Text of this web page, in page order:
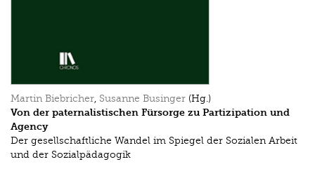
Martin Biebricher, Susanne Businger (Hg.)
Von der paternalistischen Fürsorge zu Partizipation und
Agency
Der gesellschaftliche Wandel im Spiegel der Sozialen Arbeit
und der Sozialpädagogik